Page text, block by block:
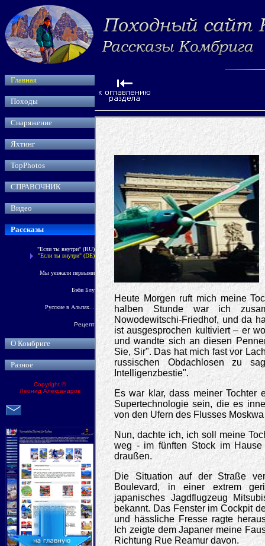
Главная
Походы
Снаряжение
Яхтинг
TopPhotos
СПРАВОЧНИК
Видео
Рассказы
"Если ты внутри" (RU)
"Если ты внутри" (DE)
Мы уезжали первыми
Бэби Блу
Русские в Альпах...
Рецепт
О Комбриге
Разное
Copyright ©
Леонид Александров
Heute Morgen ruft mich meine
halben Stunde war ich
Nowodewitschi-Friedhof, und da
ist ausgesprochen kultiviert – er
und wandte sich an diesen
Sie, Sir". Das hat mich fast vor
russischen Obdachlosen zu
Intelligenzbestie".
Es war klar, dass meiner Tochter
Supertechnologie sein, die es
von den Ufern des Flusses
Nun, dachte ich, ich soll meine
weg - im fünften Stock im
draußen.
Die Situation auf der Straße
Boulevard, in einer extrem
japanisches Jagdflugzeug
bekannt. Das Fenster im Cockpit
und hässliche Fresse ragte
Ich zeigte dem Japaner meine
Richtung Rue Reamur davon.